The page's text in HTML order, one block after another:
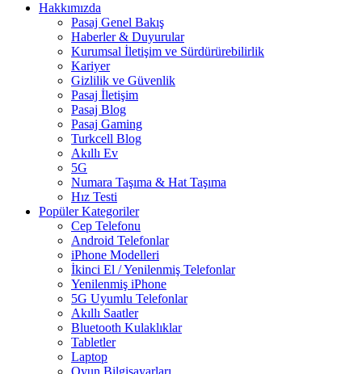
Hakkımızda
Pasaj Genel Bakış
Haberler & Duyurular
Kurumsal İletişim ve Sürdürürebilirlik
Kariyer
Gizlilik ve Güvenlik
Pasaj İletişim
Pasaj Blog
Pasaj Gaming
Turkcell Blog
Akıllı Ev
5G
Numara Taşıma & Hat Taşıma
Hız Testi
Popüler Kategoriler
Cep Telefonu
Android Telefonlar
iPhone Modelleri
İkinci El / Yenilenmiş Telefonlar
Yenilenmiş iPhone
5G Uyumlu Telefonlar
Akıllı Saatler
Bluetooth Kulaklıklar
Tabletler
Laptop
Oyun Bilgisayarları